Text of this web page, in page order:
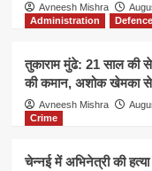
Avneesh Mishra
Administration
Defence
तुकाराम मुंढे: 21 साल की
की कमान, अशोक खेमका से
Avneesh Mishra
Crime
चेन्नई में अभिनेत्री की